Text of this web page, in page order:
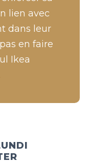
lien avec
dans leur
en faire
Ikea